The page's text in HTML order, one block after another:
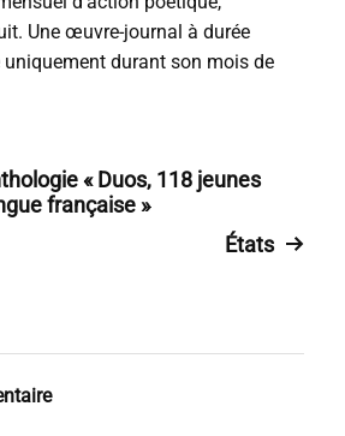
Une œuvre-journal à durée
durant son mois de
« Duos, 118 jeunes
française »
États